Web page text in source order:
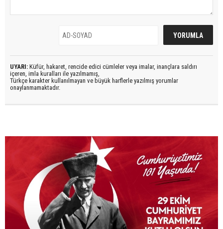
UYARI: Küfür, hakaret, rencide edici cümleler veya imalar, inançlara saldırı
içeren, imla kuralları ile yazılmamış,
Türkçe karakter kullanılmayan ve büyük harflerle yazılmış yorumlar
onaylanmamaktadır.